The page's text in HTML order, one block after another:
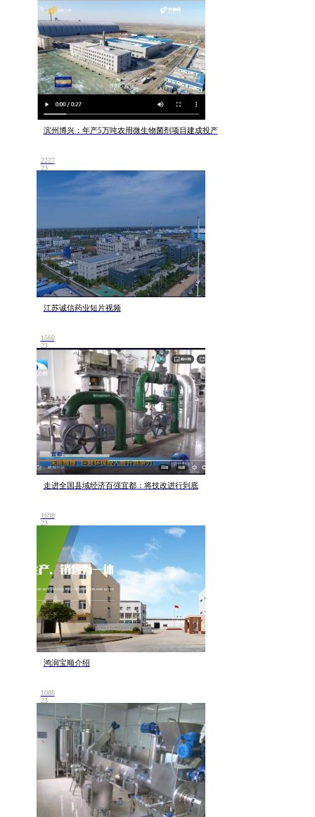
滨州博兴：年产5万吨农用微生物菌剂项目建成投产
2227
23
江苏诚信药业短片视频
1560
23
走进全国县域经济百强宜都：将技改进行到底
1698
23
鸿润宝顺介绍
1088
23